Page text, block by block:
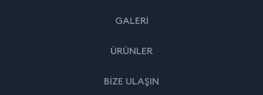
GALERİ
ÜRÜNLER
BİZE ULAŞIN